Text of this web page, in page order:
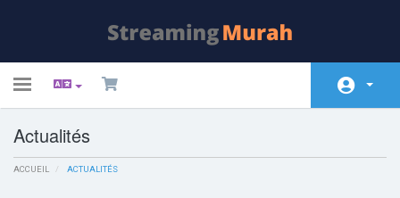
Toggle
Espace client
Magasin
Actualités
ACCUEIL ACTUALITÉS